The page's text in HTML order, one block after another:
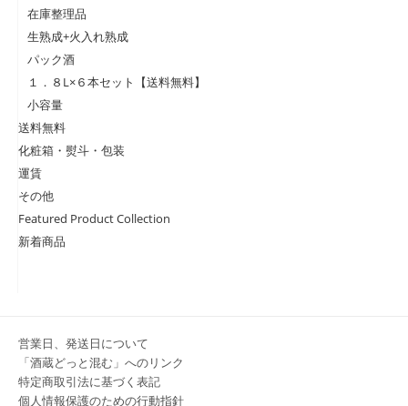
在庫整理品
生熟成+火入れ熟成
パック酒
１．８L×６本セット【送料無料】
小容量
送料無料
化粧箱・熨斗・包装
運賃
その他
Featured Product Collection
新着商品
営業日、発送日について
「酒蔵どっと混む」へのリンク
特定商取引法に基づく表記
個人情報保護のための行動指針